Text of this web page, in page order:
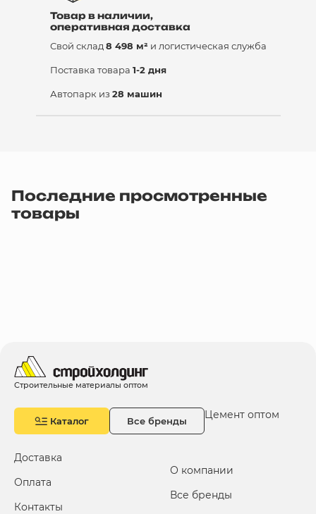
Товар в наличии,
оперативная доставка
Свой склад8 498 м² и логистическая служба
Поставка товара 1-2 дня
Автопарк из 28 машин
Последние просмотренные
товары
Строительные материалы оптом
Каталог Все бренды Цемент оптом
Доставка
Оплата
Контакты
О компании
Все бренды